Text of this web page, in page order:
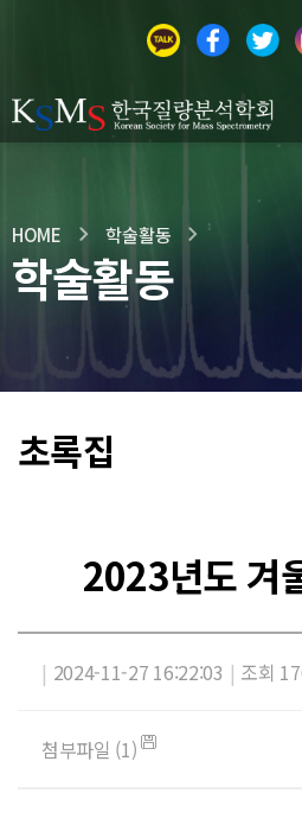
HOME 학술활동
학술활동
초록집
2023년도 겨
| 2024-11-27 16:22:03 | 조회
첨부파일 (1)